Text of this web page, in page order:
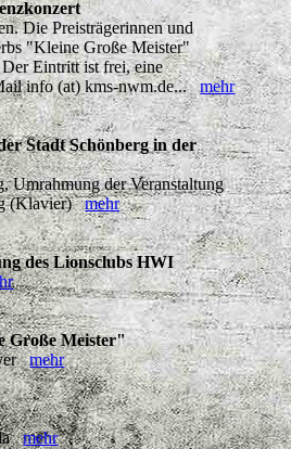
Die Preisträgerinnen und
"Kleine Große Meister"
Eintritt ist frei, eine
info (at) kms-nwm.de...mehr
Stadt Schönberg in der
Umrahmung der Veranstaltung
(Klavier)mehr
des Lionsclubs HWI
Große Meister"
mehr
mehr